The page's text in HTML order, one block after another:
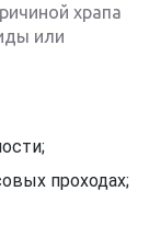
храпа
или
проходах;